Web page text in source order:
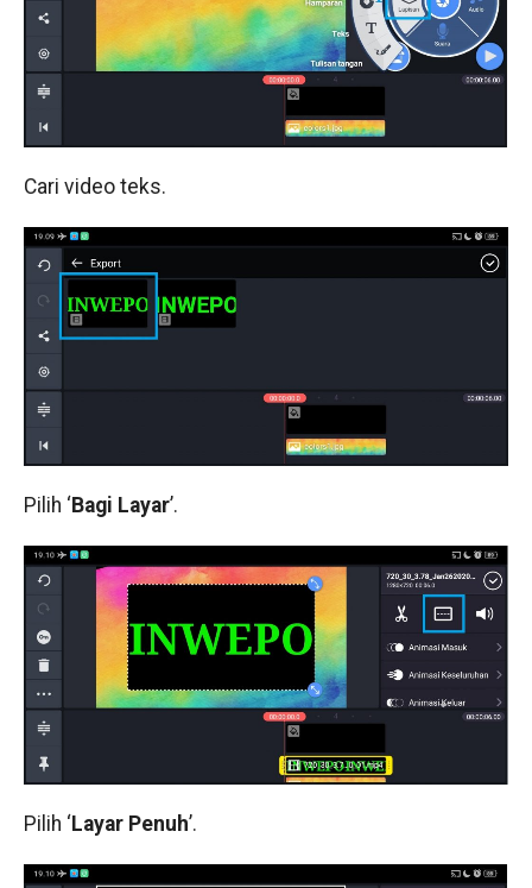
Cari video teks.
Pilih ‘ Bagi Layar’.
Pilih ‘ Layar Penuh’.